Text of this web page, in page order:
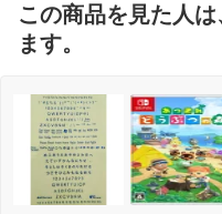
この商品を見た人
ます。